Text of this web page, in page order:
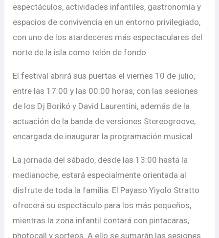
espectáculos, actividades infantiles, gastronomía y
espacios de convivencia en un entorno privilegiado,
con uno de los atardeceres más espectaculares del
norte de la isla como telón de fondo.
El festival abrirá sus puertas el viernes 10 de julio,
entre las 17:00 y las 00:00 horas, con las sesiones
de los Dj Borikó y David Laurentini, además de la
actuación de la banda de versiones Stereogroove,
encargada de inaugurar la programación musical.
La jornada del sábado, desde las 13:00 hasta la
medianoche, estará especialmente orientada al
disfrute de toda la familia. El Payaso Yiyolo Stratto
ofrecerá su espectáculo para los más pequeños,
mientras la zona infantil contará con pintacaras,
photocall y sorteos. A ello se sumarán las sesiones